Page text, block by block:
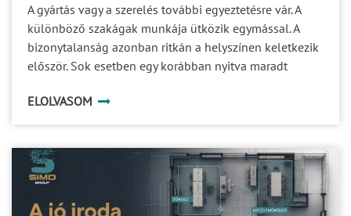
A gyártás vagy a szerelés további egyeztetésre vár. A
különböző szakágak munkája ütközik egymással. A
bizonytalanság azonban ritkán a helyszínen keletkezik
először. Sok esetben egy korábban nyitva maradt
a tervezés során még kisebb részletnek tűnik, az a
projektbiztonság ezért nem egyetlen ellenőrzési pont
eredménye. Több, egymással összefüggő döntési
területet kell időben tisztázni. 1. A specifikáció Egy
ELOLVASOM